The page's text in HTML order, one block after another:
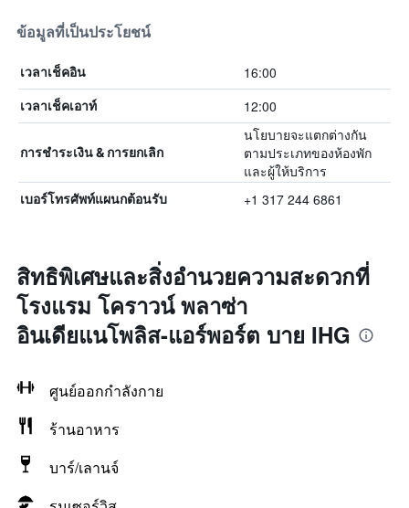
ข้อมูลที่เป็นประโยชน์
เวลาเช็คอิน 16:00
เวลาเช็คเอาท์ 12:00
การชำระเงิน & การยกเลิก
นโยบายจะแตกต่างกัน
ตามประเภทของห้องพัก
และผู้ให้บริการ
เบอร์โทรศัพท์แผนกต้อนรับ +1 317 244 6861
สิทธิพิเศษและสิ่งอำนวยความสะดวกที่
โรงแรม โคราวน์ พลาซ่า
อินเดียแนโพลิส-แอร์พอร์ต บาย IHG
ศูนย์ออกกำลังกาย
ร้านอาหาร
บาร์/เลานจ์